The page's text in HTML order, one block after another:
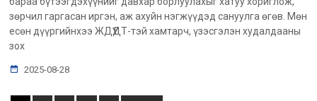
зөрчил гаргасан иргэн, аж ахуйн нэгжүүдэд сануулга өгөв. Мөн
есөн дүүргийнхээ ЖДҮҮДТ-тэй хамтарч, үзэсгэлэн худалдааны
зох
2025-08-28